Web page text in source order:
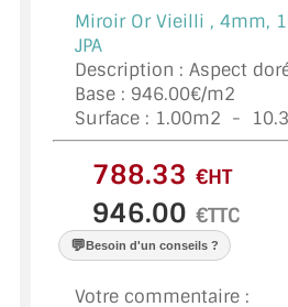
VERRE SUR MESURE
VERRE EXTRACLAIR
VERRE TREMPÉ (SÉCURIT)
PAROI DE DOUCHE
VERRE FEUILLETÉ
Miroir Or Vieilli , 4mm,
JPA
Description : Aspect
Base : 946.00€/m2
Surface : 1.00m2 - 10.3
€HT
€TTC
💬Besoin d'un conseils ?
Votre commentaire :